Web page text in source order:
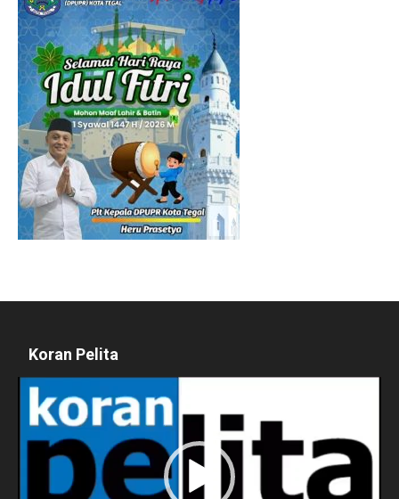
Koran Pelita
Pemutar
Video